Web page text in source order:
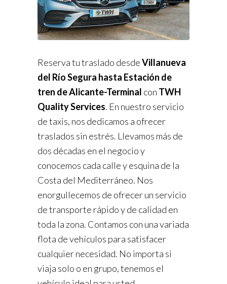
Reserva tu traslado desdeVillanueva
del Río Segura hasta Estación de
tren de Alicante-Terminal con TWH
Quality Services. En nuestro servicio
de taxis, nos dedicamos a ofrecer
traslados sin estrés. Llevamos más de
dos décadas en el negocio y
conocemos cada calle y esquina de la
Costa del Mediterráneo. Nos
enorgullecemos de ofrecer un servicio
de transporte rápido y de calidad en
toda la zona. Contamos con una variada
flota de vehículos para satisfacer
cualquier necesidad. No importa si
viaja solo o en grupo, tenemos el